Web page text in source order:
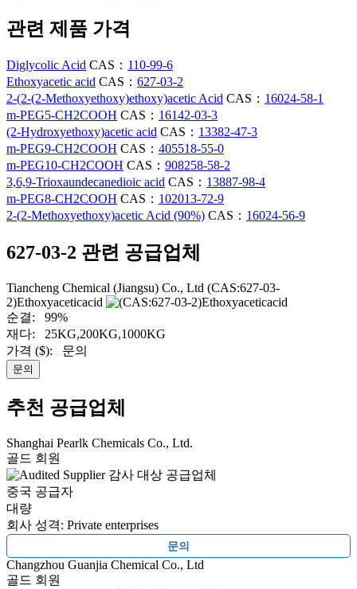
관련 제품 가격
Diglycolic Acid CAS： 110-99-6
Ethoxyacetic acid CAS： 627-03-2
2-(2-(2-Methoxyethoxy)ethoxy)acetic Acid CAS： 16024-58-1
m-PEG5-CH2COOH CAS： 16142-03-3
(2-Hydroxyethoxy)acetic acid CAS： 13382-47-3
m-PEG9-CH2COOH CAS： 405518-55-0
m-PEG10-CH2COOH CAS： 908258-58-2
3,6,9-Trioxaundecanedioic acid CAS： 13887-98-4
m-PEG8-CH2COOH CAS： 102013-72-9
2-(2-Methoxyethoxy)acetic Acid (90%) CAS： 16024-56-9
627-03-2 관련 공급업체
Tiancheng Chemical (Jiangsu) Co., Ltd (CAS:627-03-
2)Ethoxyaceticacid
순결:
99%
재다:
25KG,200KG,1000KG
가격 ($):
문의
문의
추천 공급업체
Shanghai Pearlk Chemicals Co., Ltd.
골드 회원
감사 대상 공급업체
중국 공급자
대량
회사 성격: Private enterprises
문의
Changzhou Guanjia Chemical Co., Ltd
골드 회원